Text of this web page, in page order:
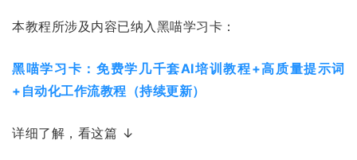
本教程所涉及内容已纳入黑喵学习卡：
黑喵学习卡：免费学几千套AI培训教程+高质量提示词
+自动化工作流教程（持续更新）
详细了解，看这篇 ↓